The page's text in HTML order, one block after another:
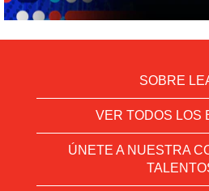
SOBRE
VER TODOS LOS
ÚNETE A NUESTRA